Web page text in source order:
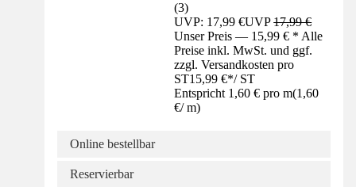
(3)
UVP: 17,99 €UVP17,99 €
Unser Preis — 15,99 € * Alle
Preise inkl. MwSt. und ggf.
zzgl. Versandkosten pro
ST15,99 €*/ ST
Entspricht 1,60 € pro m(1,60
€/ m)
Online bestellbar
Reservierbar